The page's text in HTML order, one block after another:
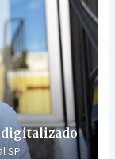
digitalizado
SP